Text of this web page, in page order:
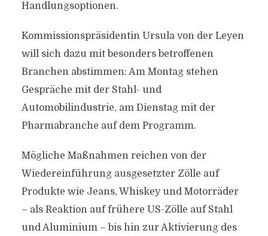
Handlungsoptionen.
Kommissionspräsidentin Ursula von der Leyen
will sich dazu mit besonders betroffenen
Branchen abstimmen: Am Montag stehen
Gespräche mit der Stahl- und
Automobilindustrie, am Dienstag mit der
Pharmabranche auf dem Programm.
Mögliche Maßnahmen reichen von der
Wiedereinführung ausgesetzter Zölle auf
Produkte wie Jeans, Whiskey und Motorräder
– als Reaktion auf frühere US-Zölle auf Stahl
und Aluminium – bis hin zur Aktivierung des